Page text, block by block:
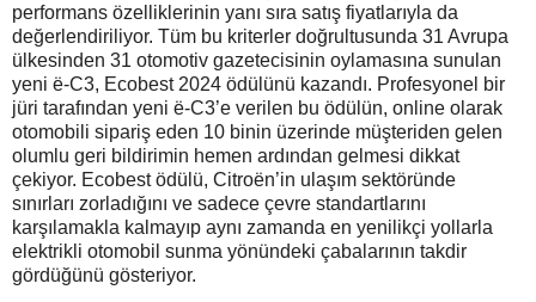
performans özelliklerinin yanı sıra satış fiyatlarıyla da
değerlendiriliyor. Tüm bu kriterler doğrultusunda 31 Avrupa
ülkesinden 31 otomotiv gazetecisinin oylamasına sunulan
yeni ë-C3, Ecobest 2024 ödülünü kazandı. Profesyonel bir
jüri tarafından yeni ë-C3’e verilen bu ödülün, online olarak
otomobili sipariş eden 10 binin üzerinde müşteriden gelen
olumlu geri bildirimin hemen ardından gelmesi dikkat
çekiyor. Ecobest ödülü, Citroën’in ulaşım sektöründe
sınırları zorladığını ve sadece çevre standartlarını
karşılamakla kalmayıp aynı zamanda en yenilikçi yollarla
elektrikli otomobil sunma yönündeki çabalarının takdir
gördüğünü gösteriyor.